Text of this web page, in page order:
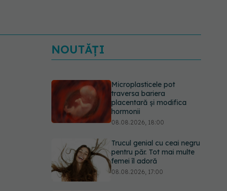
NOUTĂȚI
Microplasticele pot
traversa bariera
placentară și modifica
hormonii
08.08.2026, 18:00
Trucul genial cu ceai negru
pentru păr. Tot mai multe
femei îl adoră
08.08.2026, 17:00